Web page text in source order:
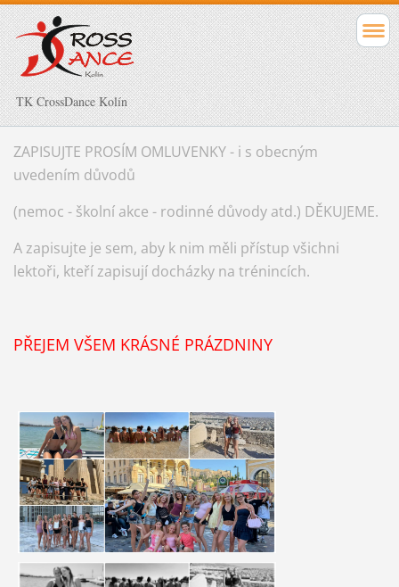
TK CrossDance Kolín
ZAPISUJTE PROSÍM OMLUVENKY - i s obecným
uvedením důvodů
(nemoc - školní akce - rodinné důvody atd.) DĚKUJEME.
A zapisujte je sem, aby k nim měli přístup všichni
lektoři, kteří zapisují docházky na trénincích.
PŘEJEM VŠEM KRÁSNÉ PRÁZDNINY